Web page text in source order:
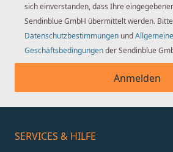
sich einverstanden, dass Ihre
Sendinblue GmbH übermittelt werden.
Datenschutzbestimmungen und
Geschäftsbedingungender Sendinblue
Anmelden
SERVICES & HILFE